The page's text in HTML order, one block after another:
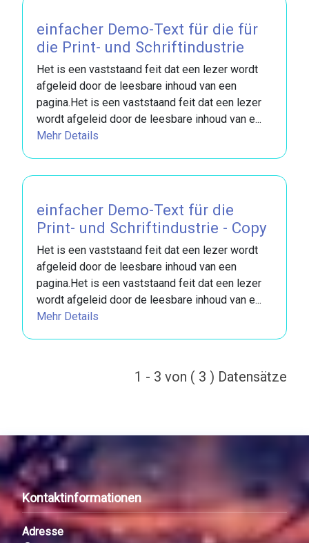
einfacher Demo-Text für die für
die Print- und Schriftindustrie
Het is een vaststaand feit dat een lezer wordt
afgeleid door de leesbare inhoud van een
pagina.Het is een vaststaand feit dat een lezer
wordt afgeleid door de leesbare inhoud van e...
Mehr Details
einfacher Demo-Text für die
Print- und Schriftindustrie - Copy
Het is een vaststaand feit dat een lezer wordt
afgeleid door de leesbare inhoud van een
pagina.Het is een vaststaand feit dat een lezer
wordt afgeleid door de leesbare inhoud van e...
Mehr Details
1 - 3 von ( 3 ) Datensätze
Kontaktinformationen
Adresse